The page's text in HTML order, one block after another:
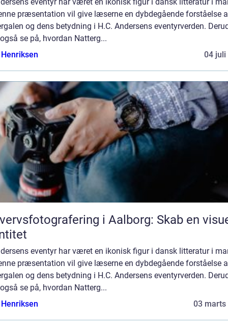
præsentation vil give læserne en dybdegående forståelse
og dens betydning i H.C. Andersens eventyrverden.
se på, hvordan Natterg...
04 juli
i Aalborg: Skab en
eventyr har været en ikonisk figur i dansk litteratur i
præsentation vil give læserne en dybdegående forståelse
og dens betydning i H.C. Andersens eventyrverden.
se på, hvordan Natterg...
03 marts